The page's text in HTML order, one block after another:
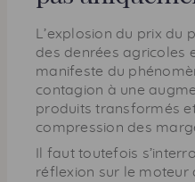
L’explosion du prix du
des denrées agricoles
manifeste du
contagion à une
produits transformés
compression des
Il faut toutefois
réflexion sur le moteur